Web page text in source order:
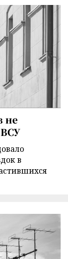
не
в